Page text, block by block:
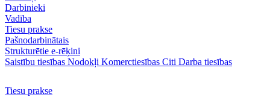
Darbinieki
Vadība
Tiesu prakse
Pašnodarbinātais
Strukturētie e-rēķini
Saistību tiesības Nodokļi Komerctiesības Citi Darba tiesības
Tiesu prakse